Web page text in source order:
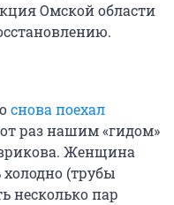
Омской области
снова поехал
раз нашим «гидом»
Женщина
холодно (трубы
несколько пар